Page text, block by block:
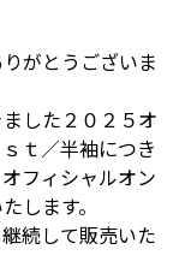
がとうございま
した２０２５オ
ｔ／半袖につき
フィシャルオン
します。
続して販売いた